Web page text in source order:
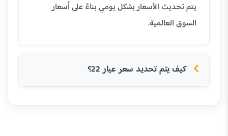
يتم تحديث الأسعار بشكل يومي بناءً على أسعار
السوق العالمية.
كيف يتم تحديد سعر عيار 22؟